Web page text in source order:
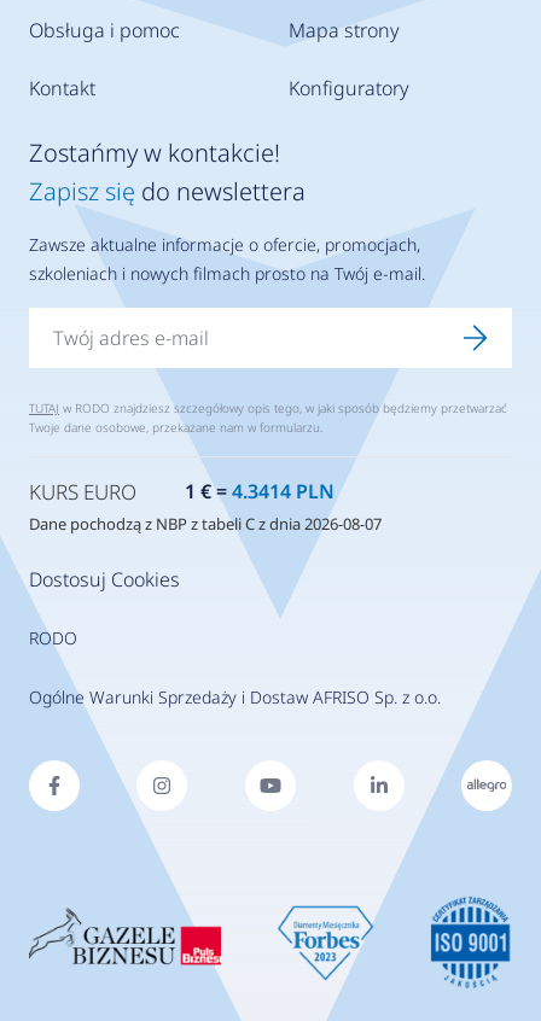
Obsługa i pomoc
Kontakt
Mapa strony
Konfiguratory
Dostosuj Cookies
RODO
Ogólne Warunki Sprzedaży i Dostaw AFRISO Sp. z o.o.
Zostańmy w kontakcie!
Zapisz się do newslettera
Zawsze aktualne informacje o ofercie, promocjach,
szkoleniach i nowych filmach prosto na Twój e-mail.
TUTAJ w RODO znajdziesz szczegółowy opis tego, w jaki sposób będziemy przetwarzać
Twoje dane osobowe, przekazane nam w formularzu.
KURS EURO 1 € =4.3414 PLN
Dane pochodzą z NBP z tabeli C z dnia 2026-08-07